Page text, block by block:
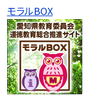
モラルBOX